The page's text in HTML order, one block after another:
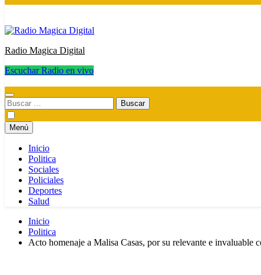
Radio Magica Digital
Escuchar Radio en vivo
Buscar:
Menú
Inicio
Politica
Sociales
Policiales
Deportes
Salud
Inicio
Politica
Acto homenaje a Malisa Casas, por su relevante e invaluable